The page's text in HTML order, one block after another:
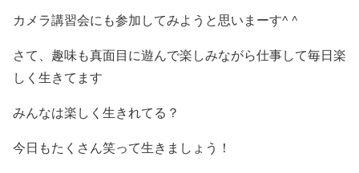
カメラ講習会にも参加してみようと思いまーす^ ^
さて、趣味も真面目に遊んで楽しみながら仕事して毎日楽
しく生きてます
みんなは楽しく生きれてる？
今日もたくさん笑って生きましょう！